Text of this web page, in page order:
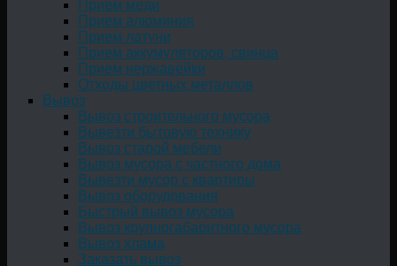
Прием меди
Прием алюминия
Прием латуни
Прием аккумуляторов, свинца
Прием нержавейки
Отходы цветных металлов
Вывоз
Вывоз строительного мусора
Вывезти бытовую технику
Вывоз старой мебели
Вывоз мусора с частного дома
Вывезти мусор с квартиры
Вывоз оборудования
Быстрый вывоз мусора
Вывоз крупногабаритного мусора
Вывоз хлама
Заказать вывоз